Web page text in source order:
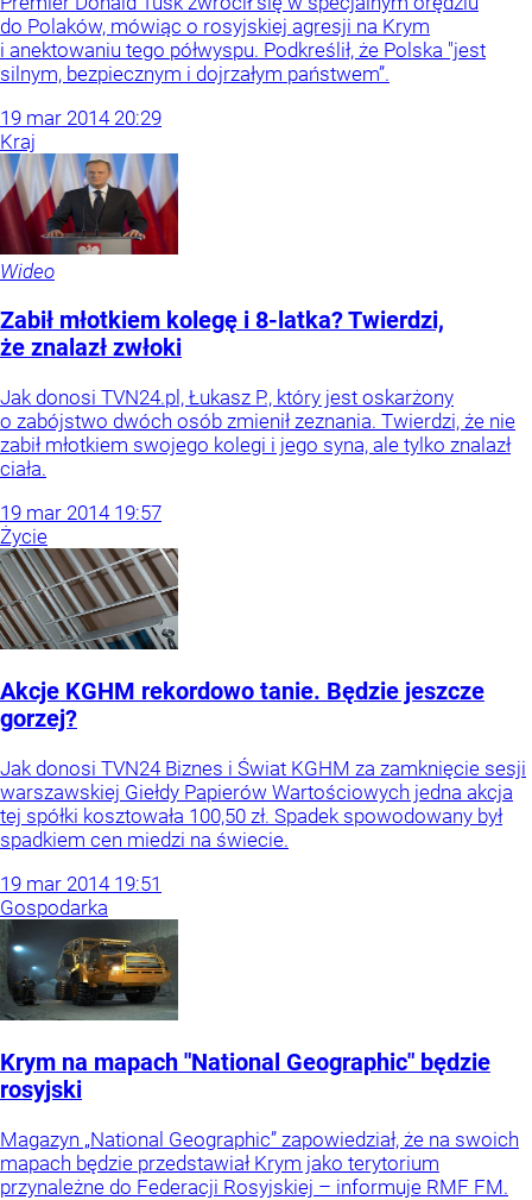
do Polaków, mówiąc o rosyjskiej agresji na Krym
i anektowaniu tego półwyspu. Podkreślił, że Polska "jest
silnym, bezpiecznym i dojrzałym państwem”.
19 mar 2014 20:29
Kraj
Wideo
Zabił młotkiem kolegę i 8-latka? Twierdzi,
że znalazł zwłoki
Jak donosi TVN24.pl, Łukasz P., który jest oskarżony
o zabójstwo dwóch osób zmienił zeznania. Twierdzi, że nie
zabił młotkiem swojego kolegi i jego syna, ale tylko znalazł
ciała.
19 mar 2014 19:57
Życie
Akcje KGHM rekordowo tanie. Będzie jeszcze
gorzej?
Jak donosi TVN24 Biznes i Świat KGHM za zamknięcie sesji
warszawskiej Giełdy Papierów Wartościowych jedna akcja
tej spółki kosztowała 100,50 zł. Spadek spowodowany był
spadkiem cen miedzi na świecie.
19 mar 2014 19:51
Gospodarka
Krym na mapach "National Geographic" będzie
rosyjski
Magazyn „National Geographic” zapowiedział, że na swoich
mapach będzie przedstawiał Krym jako terytorium
przynależne do Federacji Rosyjskiej – informuje RMF FM.